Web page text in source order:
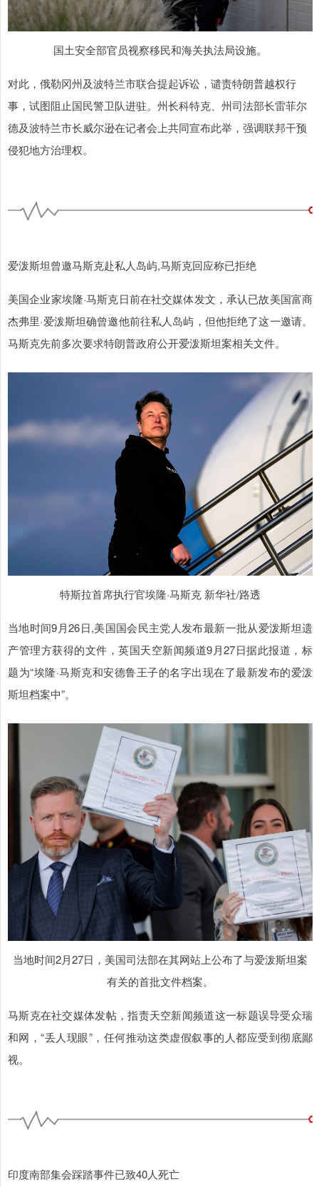
国土安全部官员视察移民和海关执法局设施。
对此，俄勒冈州及波特兰市联合提起诉讼，谴责特朗普越权行
事，试图阻止国民警卫队进驻。州长科特克、州司法部长雷菲尔
德及波特兰市长威尔逊在记者会上共同宣布此举，强调联邦干预
侵犯地方治理权。
爱泼斯坦曾邀马斯克赴私人岛屿,马斯克回应称已拒绝
美国企业家埃隆·马斯克日前在社交媒体发文，承认已故美国富商
杰弗里·爱泼斯坦确曾邀他前往私人岛屿，但他拒绝了这一邀请。
马斯克先前多次要求特朗普政府公开爱泼斯坦案相关文件。
特斯拉首席执行官埃隆·马斯克 新华社/路透
当地时间9月26日,美国国会民主党人发布最新一批从爱泼斯坦遗
产管理方获得的文件，英国天空新闻频道9月27日据此报道，标
题为“埃隆·马斯克和安德鲁王子的名字出现在了最新发布的爱泼
斯坦档案中”。
当地时间2月27日，美国司法部在其网站上公布了与爱泼斯坦案
有关的首批文件档案。
马斯克在社交媒体发帖，指责天空新闻频道这一标题误导受众瑞
和网，“丢人现眼”，任何推动这类虚假叙事的人都应受到彻底鄙
视。
印度南部集会踩踏事件已致40人死亡